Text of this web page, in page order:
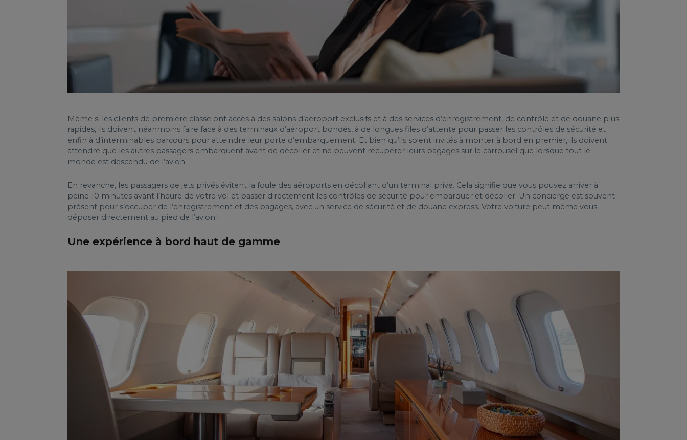
Même si les clients de première classe ont accès à des salons d’aéroport exclusifs et à des services d’enregistrement, de contrôle et de douane plus
rapides, ils doivent néanmoins faire face à des terminaux d’aéroport bondés, à de longues files d’attente pour passer les contrôles de sécurité et
enfin à d’interminables parcours pour atteindre leur porte d’embarquement. Et bien qu’ils soient invités à monter à bord en premier, ils doivent
attendre que les autres passagers embarquent avant de décoller et ne peuvent récupérer leurs bagages sur le carrousel que lorsque tout le
monde est descendu de l’avion.
En revanche, les passagers de jets privés évitent la foule des aéroports en décollant d’un terminal privé. Cela signifie que vous pouvez arriver à
peine 10 minutes avant l’heure de votre vol et passer directement les contrôles de sécurité pour embarquer et décoller. Un concierge est souvent
présent pour s’occuper de l’enregistrement et des bagages, avec un service de sécurité et de douane express. Votre voiture peut même vous
déposer directement au pied de l’avion !
Une expérience à bord haut de gamme